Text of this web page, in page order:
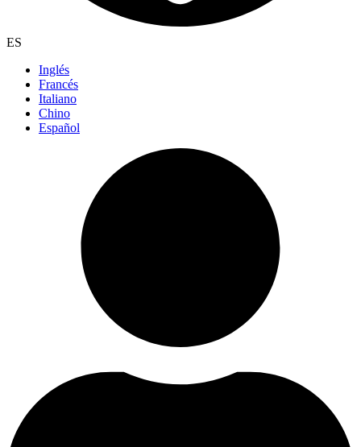
ES
Inglés
Francés
Italiano
Chino
Español